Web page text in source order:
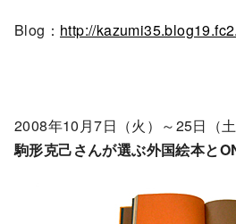
Blog： http://
2008年10月7日（火）～25日（土
駒形克己さんが選ぶ外国絵本と